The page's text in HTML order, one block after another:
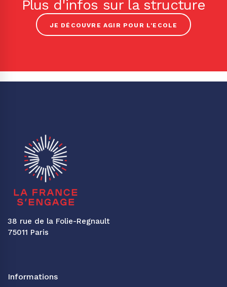
Plus d'infos sur la structure
JE DÉCOUVRE AGIR POUR L'ECOLE
38 rue de la Folie-Regnault
75011 Paris
Informations